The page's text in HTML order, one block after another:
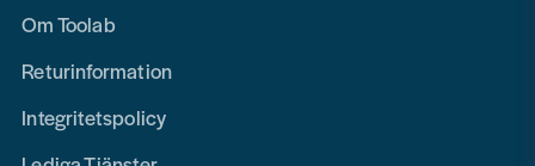
Om Toolab
Returinformation
Integritetspolicy